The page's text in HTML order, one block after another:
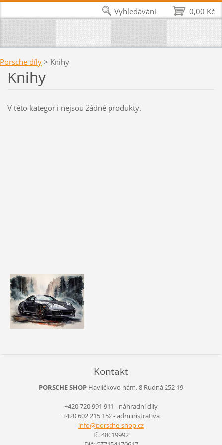
Porsche díly > Knihy
Knihy
V této kategorii nejsou žádné produkty.
Kontakt
PORSCHE SHOP Havlíčkovo nám. 8 Rudná 252 19
+420 720 991 911 - náhradní díly
+420 602 215 152 - administrativa
info@porsche-shop.cz
Ič: 48019992
0,00 Kč
Vyhledávání